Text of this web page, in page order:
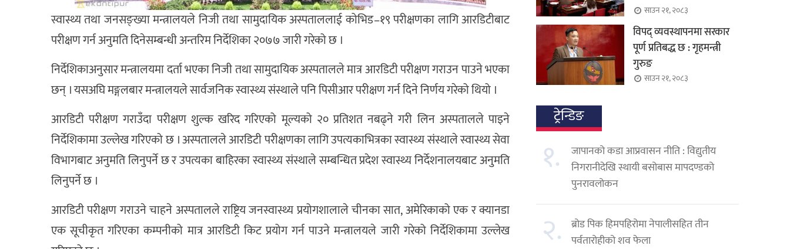
स्वास्थ्य तथा जनसङ्ख्या मन्त्रालयले निजी तथा सामुदायिक अस्पताललाई कोभिड–१९ परीक्षणका लागि आरडिटीबाट
परीक्षण गर्न अनुमति दिनेसम्बन्धी अन्तरिम निर्देशिका २०७७ जारी गरेको छ ।
निर्देशिकाअनुसार मन्त्रालयमा दर्ता भएका निजी तथा सामुदायिक अस्पतालले मात्र आरडिटी परीक्षण गराउन पाउने भएका
छन् । यसअघि मङ्गलबार मन्त्रालयले सार्वजनिक स्वास्थ्य संस्थाले पनि पिसीआर परीक्षण गर्न दिने निर्णय गरेको थियो ।
आरडिटी परीक्षण गराउँदा परीक्षण शुल्क खरिद गरिएको मूल्यको २० प्रतिशत नबढ्ने गरी लिन अस्पतालले पाइने
निर्देशिकामा उल्लेख गरिएको छ । अस्पतालले आरडिटी परीक्षणका लागि उपत्यकाभित्रका स्वास्थ्य संस्थाले स्वास्थ्य सेवा
विभागबाट अनुमति लिनुपर्ने छ र उपत्यका बाहिरका स्वास्थ्य संस्थाले सम्बन्धित प्रदेश स्वास्थ्य निर्देशनालयबाट अनुमति
लिनुपर्ने छ ।
आरडिटी परीक्षण गराउने चाहने अस्पतालले राष्ट्रिय जनस्वास्थ्य प्रयोगशालाले चीनका सात, अमेरिकाको एक र क्यानडा
एक सूचीकृत गरिएका कम्पनीको मात्र आरडिटी किट प्रयोग गर्न पाउने मन्त्रालयले जारी गरेको निर्देशिकामा उल्लेख
साउन २१, २०८३
विपद् व्यवस्थापनमा सरकार
पूर्ण प्रतिबद्ध छ : गृहमन्त्री
गुरुङ
साउन २१, २०८३
ट्रेन्डिङ
१.
जापानको कडा आप्रवासन नीति : विद्युतीय
निगरानीदेखि स्थायी बसोबास मापदण्डको
पुनरावलोकन
२.
ब्रोड पिक हिमपहिरोमा नेपालीसहित तीन
पर्वतारोहीको शव फेला